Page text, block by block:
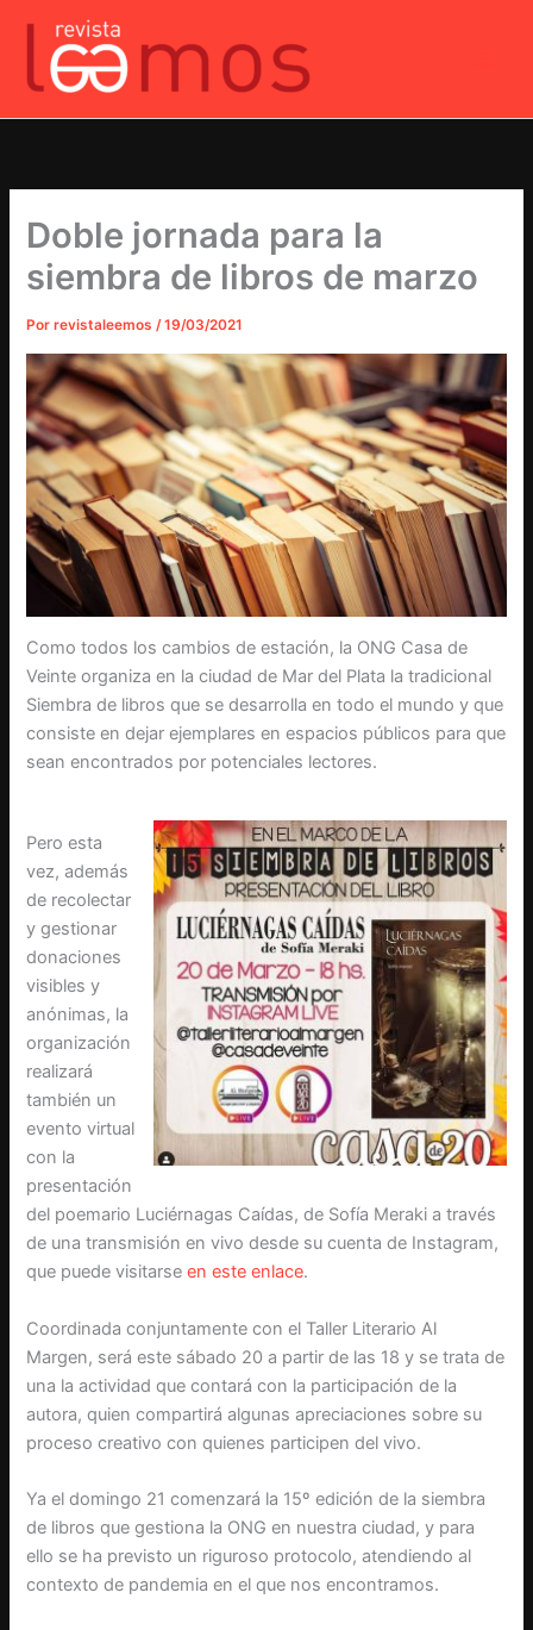
contenido
Doble jornada para la
siembra de libros de marzo
Porrevistaleemos/19/03/2021
Como todos los cambios de estación, la ONG Casa de
Veinte organiza en la ciudad de Mar del Plata la tradicional
Siembra de libros que se desarrolla en todo el mundo y que
consiste en dejar ejemplares en espacios públicos para que
sean encontrados por potenciales lectores.
Pero esta
vez, además
de recolectar
y gestionar
donaciones
visibles y
anónimas, la
organización
realizará
también un
evento virtual
con la
presentación
del poemario Luciérnagas Caídas, de Sofía Meraki a través
de una transmisión en vivo desde su cuenta de Instagram,
que puede visitarseen este enlace.
Coordinada conjuntamente con el Taller Literario Al
Margen, será este sábado 20 a partir de las 18 y se trata de
una la actividad que contará con la participación de la
autora, quien compartirá algunas apreciaciones sobre su
proceso creativo con quienes participen del vivo.
Ya el domingo 21 comenzará la 15º edición de la siembra
de libros que gestiona la ONG en nuestra ciudad, y para
ello se ha previsto un riguroso protocolo, atendiendo al
contexto de pandemia en el que nos encontramos.